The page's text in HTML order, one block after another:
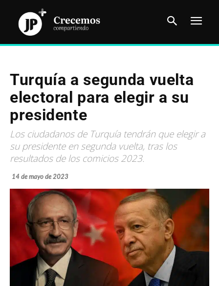
Turquía a segunda vuelta
electoral para elegir a su
presidente
Los ciudadanos de Turquía tendrán que elegir a
su presidente en segunda vuelta, tras los
resultados de los comicios 2023.
14 de mayo de 2023